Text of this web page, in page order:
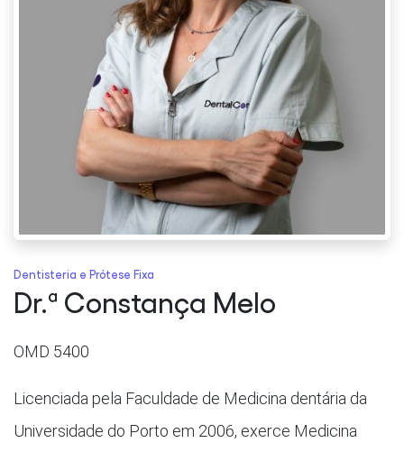
Dentisteria e Prótese Fixa
Dr.ª Constança Melo
OMD 5400
Licenciada pela Faculdade de Medicina dentária da
Universidade do Porto em 2006, exerce Medicina